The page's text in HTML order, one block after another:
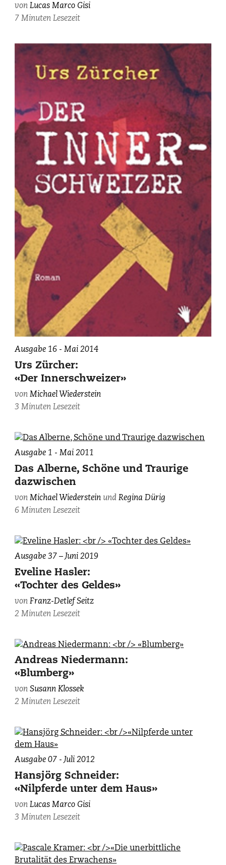
von
Peter
/
peitschphoto.com
vonLucas Marco Gisi
7 Minuten Lesezeit
Ausgabe 16 - Mai 2014
Urs Zürcher:
«Der Innerschweizer»
vonMichael Wiederstein
3 Minuten Lesezeit
Ausgabe 1 - Mai 2011
Das Alberne, Schöne und Traurige
dazwischen
vonMichael Wiederstein undRegina Dürig
6 Minuten Lesezeit
Ausgabe 37 – Juni 2019
Eveline Hasler:
«Tochter des Geldes»
vonFranz-Detlef Seitz
2 Minuten Lesezeit
Andreas Niedermann:
«Blumberg»
vonSusann Klossek
2 Minuten Lesezeit
Ausgabe 07 - Juli 2012
Hansjörg Schneider:
«Nilpferde unter dem Haus»
vonLucas Marco Gisi
3 Minuten Lesezeit